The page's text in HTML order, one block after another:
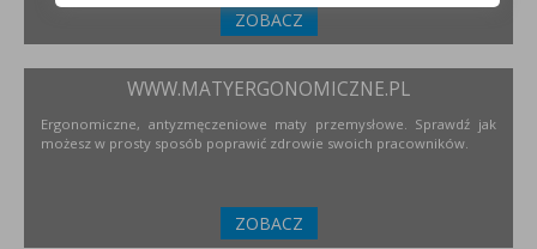
ZOBACZ
WWW.MATYERGONOMICZNE.PL
Ergonomiczne, antyzmęczeniowe maty przemysłowe. Sprawdź jak
możesz w prosty sposób poprawić zdrowie swoich pracowników.
ZOBACZ